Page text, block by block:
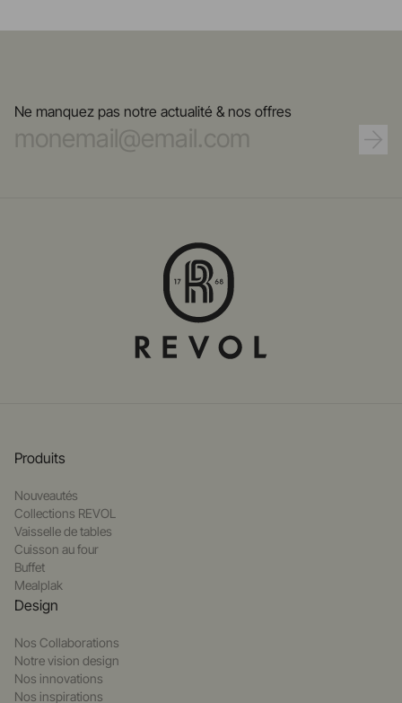
Ne manquez pas notre actualité & nos offres
Produits
Nouveautés
Collections REVOL
Vaisselle de tables
Cuisson au four
Buffet
Mealplak
Design
Nos Collaborations
Notre vision design
Nos innovations
Nos inspirations